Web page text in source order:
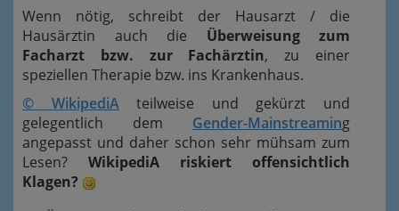
Wenn nötig, schreibt der Hausarzt / die
Hausärztin auch die Überweisung zum
Facharzt bzw. zur Fachärztin, zu einer
speziellen Therapie bzw. ins Krankenhaus.
© WikipediAteilweise und gekürzt und
gelegentlich dem Gender-Mainstreaming
angepasst und daher schon sehr mühsam zum
Lesen? WikipediA riskiert offensichtlich
Klagen?